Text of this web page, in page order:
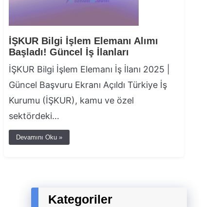
İŞKUR Bilgi İşlem Elemanı Alımı
Başladı! Güncel İş İlanları
İŞKUR Bilgi İşlem Elemanı İş İlanı 2025 |
Güncel Başvuru Ekranı Açıldı Türkiye İş
Kurumu (İŞKUR), kamu ve özel
sektördeki…
Devamını Oku »
Kategoriler